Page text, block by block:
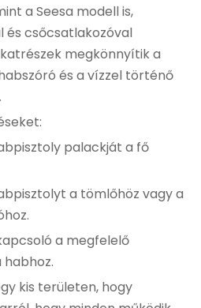
a Seesa modell is,
és csőcsatlakozóval
megkönnyítik a
és a vízzel történő
palackját a fő
a tömlőhöz vagy a
a megfelelő
kis területen, hogy